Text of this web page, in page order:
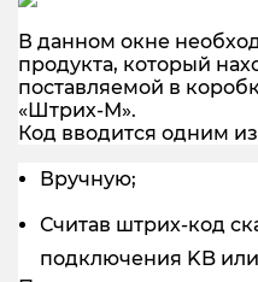
В данном окне
продукта, который
поставляемой в
«Штрих-М».
Код вводится одним
Вручную;
Считав штрих-код
подключения KB или